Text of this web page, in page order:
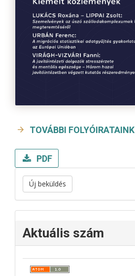
TOVÁBBI FOLYÓIRATAINK
PDF
Új beküldés
Aktuális szám